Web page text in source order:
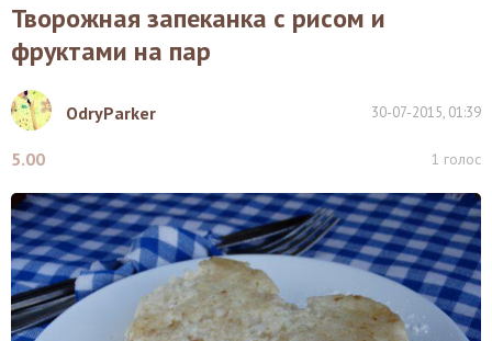
Творожная запеканка с рисом и
фруктами на пар
OdryParker 30-07-2015, 01:39
5.00 1 голос